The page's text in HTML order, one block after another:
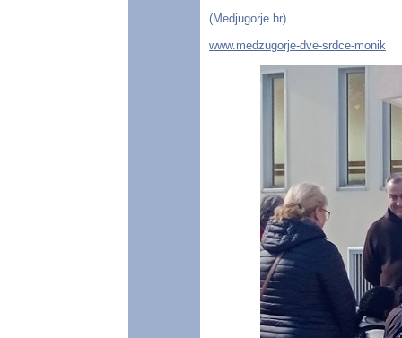
(Medjugorje.hr)
www.medzugorje-dve-srdce-monik